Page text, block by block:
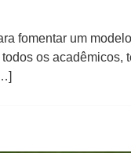
fomentar um
os acadêmicos,